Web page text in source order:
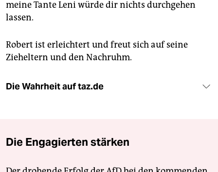
meine Tante Leni würde dir nichts durchgehen
lassen.
Robert ist erleichtert und freut sich auf seine
Zieheltern und den Nachruhm.
Die Wahrheit auf taz.de
Die Engagierten stärken